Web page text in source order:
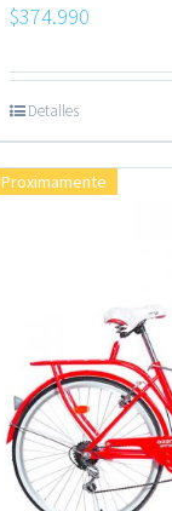
$374.990
Detalles
Proximamente